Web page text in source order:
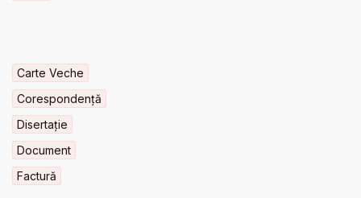
Carte Veche
Corespondență
Disertație
Document
Factură